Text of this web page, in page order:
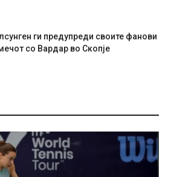
ги предупреди своите фанови
со Вардар во Скопје